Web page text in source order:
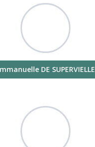
DE SUPERVIELLE